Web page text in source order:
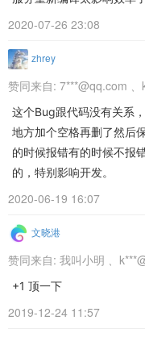
2020-07-26 23:08
zhrey
赞同来自: 7***@qq.com
这个Bug跟代码没有关系
地方加个空格再删了然后
的时候报错有的时候不报
的，特别影响开发。
2020-06-19 16:07
文晓港
赞同来自: 我叫小明
+1 顶一下
2019-12-24 11:57